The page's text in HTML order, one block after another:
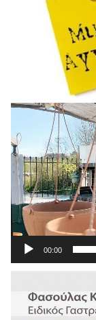
Πρόγραμμα
Αναπαραγωγής
Βίντεο
00:00